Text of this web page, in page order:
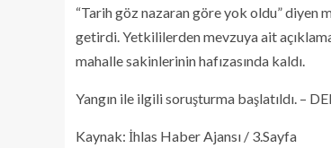
“Tarih göz nazaran göre yok oldu” diyen
getirdi. Yetkililerden mevzuya ait
mahalle sakinlerinin hafızasında kaldı.
Yangın ile ilgili soruşturma başlatıldı. –
Kaynak: İhlas Haber Ajansı / 3.Sayfa